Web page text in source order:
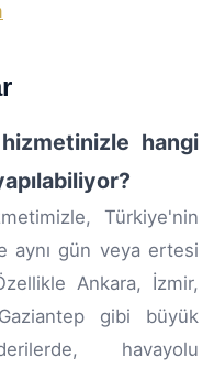
hangi
Türkiye'nin
aynı gün veya ertesi
Ankara, İzmir,
gibi büyük
havayolu